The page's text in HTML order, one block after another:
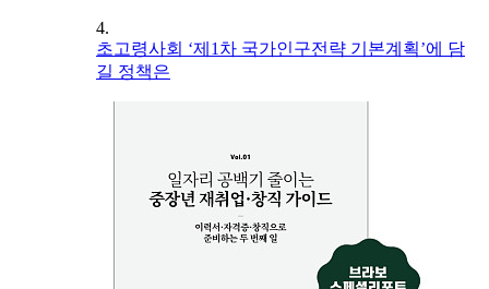
4.
초고령사회 ‘제1차 국가인구전략 기본계획’에 담
길 정책은